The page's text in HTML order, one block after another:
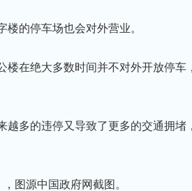
的停⻋场也会对外营业。
在绝大多数时间并不对外开放停
多的违停又导致了更多的交通拥堵
图源中国政府网截图。